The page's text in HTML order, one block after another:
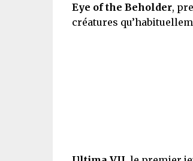
Eye of the Beholder,
créatures